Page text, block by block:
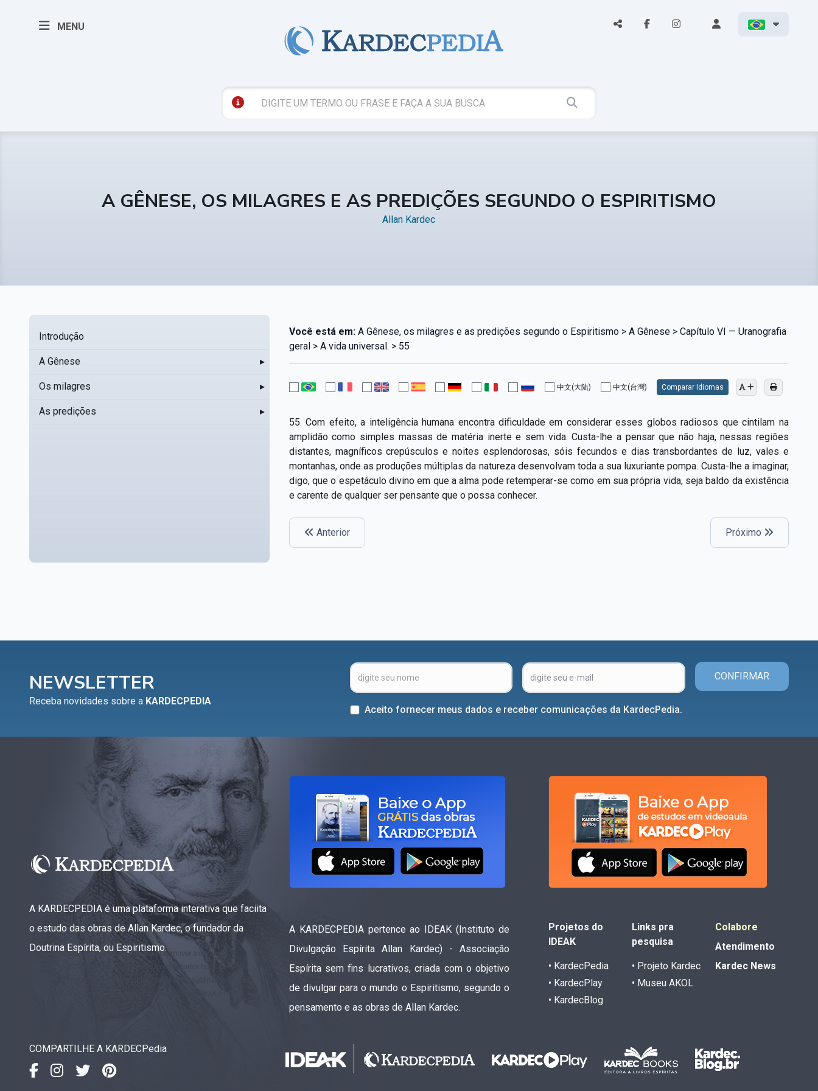
MENU
A GÊNESE, OS MILAGRES E AS PREDIÇÕES SEGUNDO O ESPIRITISMO
Allan Kardec
Introdução
A Gênese ▸
Os milagres ▸
As predições ▸
Você está em:A Gênese, os milagres e as predições segundo o Espiritismo > A Gênese > Capítulo VI — Uranografia
geral > A vida universal. > 55
中文(大陆) 中文(台灣) Comparar Idiomas
55. Com efeito, a inteligência humana encontra dificuldade em considerar esses globos radiosos que cintilam na
amplidão como simples massas de matéria inerte e sem vida. Custa-lhe a pensar que não haja, nessas regiões
distantes, magníficos crepúsculos e noites esplendorosas, sóis fecundos e dias transbordantes de luz, vales e
montanhas, onde as produções múltiplas da natureza desenvolvam toda a sua luxuriante pompa. Custa-lhe a imaginar,
digo, que o espetáculo divino em que a alma pode retemperar-se como em sua própria vida, seja baldo da existência
e carente de qualquer ser pensante que o possa conhecer.
Anterior Próximo
NEWSLETTER
Receba novidades sobre a KARDECPEDIA
CONFIRMAR
Aceito fornecer meus dados e receber comunicações da KardecPedia.
A KARDECPEDIA é uma plataforma interativa que faciita
o estudo das obras de Allan Kardec, o fundador da
Doutrina Espírita, ou Espiritismo.
A KARDECPEDIA pertence ao IDEAK (Instituto de
Divulgação Espírita Allan Kardec) - Associação
Espírita sem fins lucrativos, criada com o objetivo
de divulgar para o mundo o Espiritismo, segundo o
pensamento e as obras de Allan Kardec.
Projetos do
IDEAK
• KardecPedia
• KardecPlay
• KardecBlog
Links pra
pesquisa
• Projeto Kardec
• Museu AKOL
Colabore
Atendimento
Kardec News
COMPARTILHE A KARDECPedia